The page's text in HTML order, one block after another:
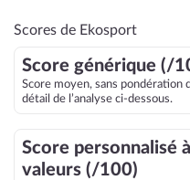
Scores de Ekosport
Score générique (/
Score moyen, sans pondération
détail de l’analyse ci-dessous.
Score personnalisé
valeurs (/100)